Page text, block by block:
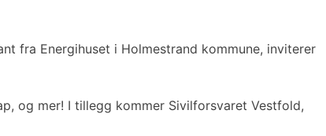
fra Energihuset i Holmestrand kommune, inviterer
og mer! I tillegg kommer Sivilforsvaret Vestfold,